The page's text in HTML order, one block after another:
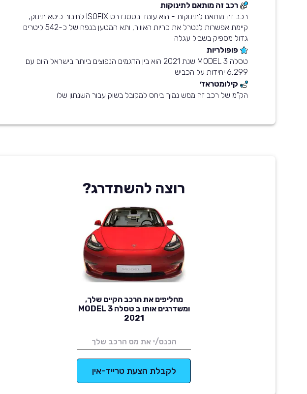
רכב זה מותאם לתינוקות
רכב זה מותאם לתינוקות - הוא עומד בסטנדרט ISOFIX לחיבור כיסא תינוק,
קיימת אפשרות לנטרל את כריות האוויר, ותא המטען בנפח של כ-542 ליטרים
גדול מספיק בשביל עגלה
פופולריות
טסלה MODEL 3 שנת 2021 הוא בין הדגמים הנפוצים ביותר בישראל היום עם
6,299 יחידות על הכביש
קילומטראז׳
הק"מ של רכב זה ממש נמוך ביחס למקובל בשוק עבור השנתון שלו
רוצה להשתדרג?
מחליפים את הרכב הקיים שלך,
ומשדרגים אותו ב טסלה MODEL 3
2021
לקבלת הצעת טרייד-אין